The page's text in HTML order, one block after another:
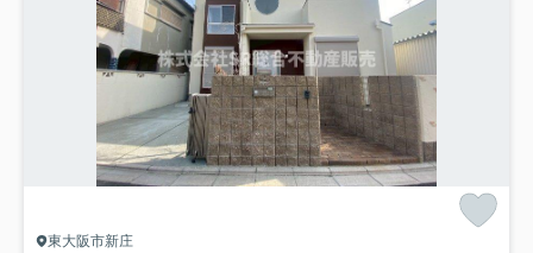
東大阪市新庄